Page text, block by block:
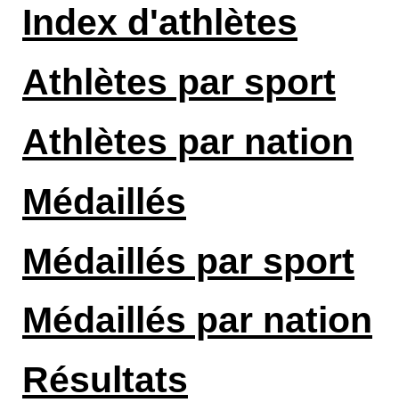
Index d'athlètes
Athlètes par sport
Athlètes par nation
Médaillés
Médaillés par sport
Médaillés par nation
Résultats